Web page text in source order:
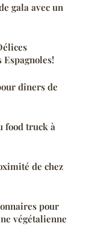
gala avec un
Espagnoles!
dîners de
food truck à
de chez
pour
végétalienne